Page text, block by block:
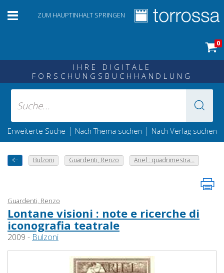
ZUM HAUPTINHALT SPRINGEN
0
IHRE DIGITALE
FORSCHUNGSBUCHHANDLUNG
Erweiterte Suche | Nach Thema suchen | Nach Verlag suchen
Bulzoni Guardenti, Renzo Ariel : quadrimestra...
Guardenti, Renzo
Lontane visioni : note e ricerche di
iconografia teatrale
2009 - Bulzoni